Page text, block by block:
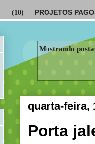
(10) PROJETOS
Mostrando
quarta-feira,
Porta